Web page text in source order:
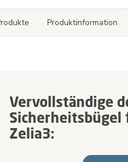
Produktinformation
Vervollständige
Sicherheitsbügel
Zelia3: